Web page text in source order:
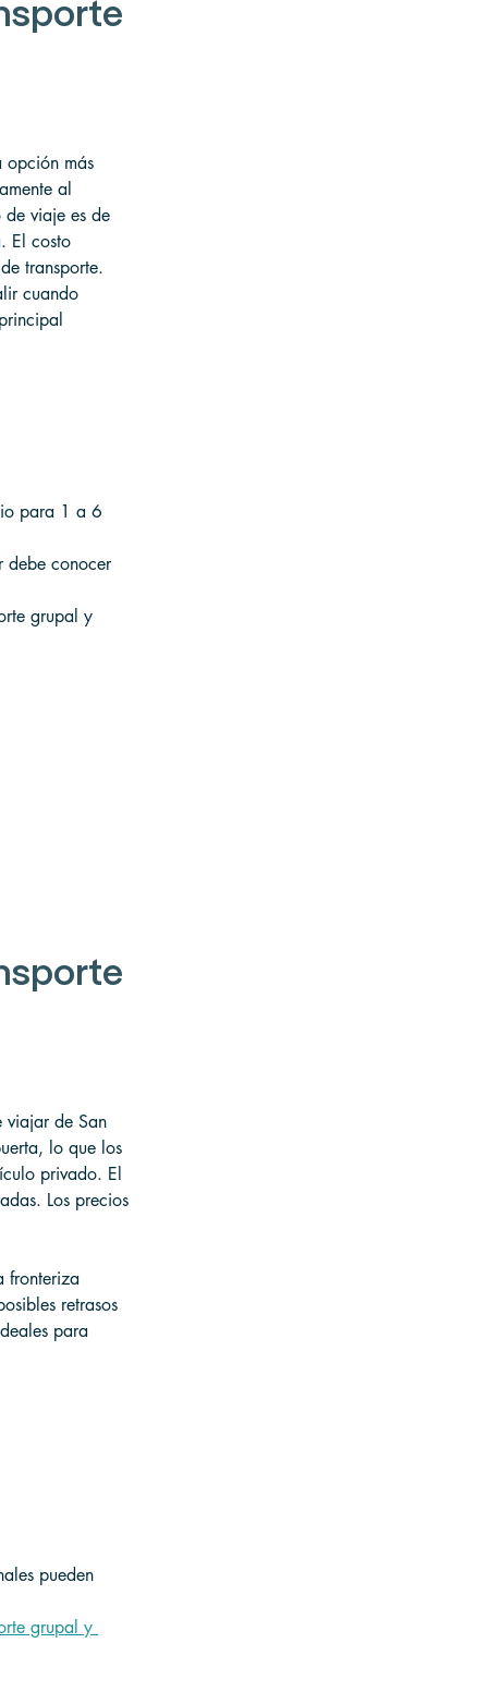
opción más
al
de viaje es de
El costo
transporte.
cuando
para 1 a 6
debe conocer
grupal y
viajar de San
lo que los
privado. El
Los precios
fronteriza
retrasos
para
pueden
grupal y